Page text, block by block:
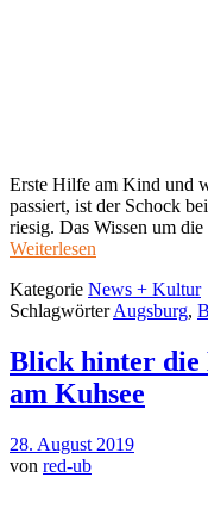
Erste Hilfe am Kind und
passiert, ist der Schock
riesig. Das Wissen um
Weiterlesen
Kategorie News + Kultur
SchlagwörterAugsburg,
Blick hinter die
am Kuhsee
28. August 2019
von red-ub